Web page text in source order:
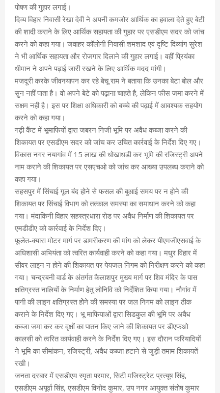
पोषण की गुहार लगाई।
दिव्य विहार निवासी रेखा देवी ने अपनी कमजोर आर्थिक का हवाला देते हुए बेटी
की शादी कराने के लिए आर्थिक सहायता की गुहार पर एसडीएम सदर को जांच
करने को कहा गया। जवाहर कॉलोनी निवासी शमशाद एवं दृष्टि दिव्यांग सुरेश
ने भी आर्थिक सहायता और रोजगार दिलाने की गुहार लगाई। वहीं प्रियंका
धीमान ने अपने पढ़ाई जारी रखने के लिए आर्थिक मदद मांगी।
मजदूरी करके जीवनयापन कर रहे बेचू राम ने बताया कि उनका बेटा बोल और
सुन नहीं पाता है। वो अपने बेटे को पढ़ाना चाहते है, लेकिन फीस जमा करने में
सक्षम नही है। इस पर शिक्षा अधिकारी को बच्चे की पढ़ाई में आवश्यक सहयोग
करने को कहा गया।
गढ़ी कैंट में भूमाफियों द्वारा जबरन निजी भूमि पर अवैध कब्जा करने की
शिकायत पर एसडीएम सदर को जांच कर उचित कार्रवाई के निर्देश दिए गए।
विकास नगर नयागांव में 15 लाख की धोखाधडी कर भूमि की रजिस्ट्री अपने
नाम कराने की शिकायत पर एसएचओ को जांच कर आख्या उपलब्ध कराने को
कहा गया।
सहसपुर में सिंचाई गूल बंद होने से फसल की बुआई समय पर न होने की
शिकायत पर सिंचाई विभाग को तत्काल समस्या का समाधान करने को कहा
गया। मंदाकिनी विहार सहस्त्रधारा रोड पर अवैध निर्माण की शिकायत पर
एमडीडीए को कार्रवाई के निर्देश दिए।
फूलेत-क्यारा मोटर मार्ग पर डामरीकरण की मांग को लेकर पीएमजीएसवाई के
अधिशासी अभियंता को त्वरित कार्यवाही करने को कहा गया। मधुर विहार में
सीवर लाइन न होने की शिकायत पर पेयजल निगम को निरीक्षण करने को कहा
गया। चन्द्रबनी वार्ड के अंतर्गत कैलाशपुर मुख्य मार्ग पर शिव मंदिर के पास
क्षतिग्रस्त नालियों के निर्माण हेतु लोनिवि को निर्देशित किया गया। नौगांव में
पानी की लाइन क्षतिग्रस्त होेने की समस्या पर जल निगम को लाइन ठीक
कराने के निर्देश दिए गए। भू माफियाओं द्वारा सिडकुल की भूमि पर अवैध
कब्जा जमा कर कर वृक्षों का पातन किए जाने की शिकायत पर डीएफओ
कालसी को त्वरित कार्यवाही करने के निर्देश दिए गए। इस दौरान फरियादियों
ने भूमि का सीमांकन, रजिस्ट्री, अवैध कब्जा हटाने से जुड़ी तमाम शिकायतें
रखी।
जनता दरबार में एसडीएम स्मृता परमार, सिटी मजिस्ट्रेट प्रत्यूष सिंह,
एसडीएम अपूर्वा सिंह, एसडीएम विनोद कुमार, उप नगर आयुक्त संतोष कुमार